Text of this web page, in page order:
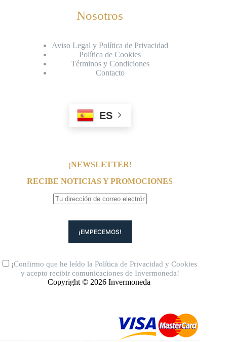
Nosotros
Aviso Legal y Política de Privacidad
Política de Cookies
Términos y Condiciones
Contacto
ES
¡NEWSLETTER!
RECIBE NOTICIAS Y PROMOCIONES
¡Confirmo que he leído laPolítica de Privacidad yCookies
y acepto recibir comunicaciones de Invermoneda!
Copyright © 2026 Invermoneda